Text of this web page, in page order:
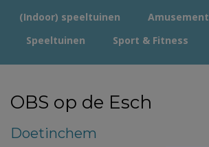
(Indoor) speeltuinen
Amusement
Speeltuinen
Sport & Fitness
OBS op de Esch
Doetinchem